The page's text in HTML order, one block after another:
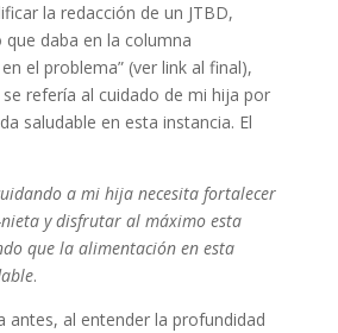
la redacción de un JTBD,
daba en la columna
el problema” (ver link al final),
refería al cuidado de mi hija por
saludable en esta instancia. El
a mi hija necesita fortalecer
y disfrutar al máximo esta
que la alimentación en esta
.
antes, al entender la profundidad